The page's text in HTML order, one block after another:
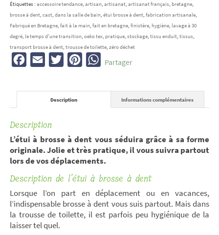
Étiquettes : accessoire tendance, artisan, artisanat, artisanat français, bretagne,
brosse à dent, cast, dans la salle de bain, étui brosse à dent, fabrication artisanale,
Fabriqué en Bretagne, fait à la main, fait en bretagne, finistère, hygiène, lavage à 30
degré, le temps d'une transition, oeko tex, pratique, stockage, tissu enduit, tissus,
transport brosse à dent, trousse de toilette, zéro déchet
FacebookEmail Twitter PinterestWhatsApp
Partager
Description Informations complémentaires
Description
L’étui à brosse à dent vous séduira grâce à sa forme
originale. Jolie et très pratique, il vous suivra partout
lors de vos déplacements.
Description de l’étui à brosse à dent
Lorsque l’on part en déplacement ou en vacances,
l’indispensable brosse à dent vous suis partout. Mais dans
la trousse de toilette, il est parfois peu hygiénique de la
laisser tel quel.